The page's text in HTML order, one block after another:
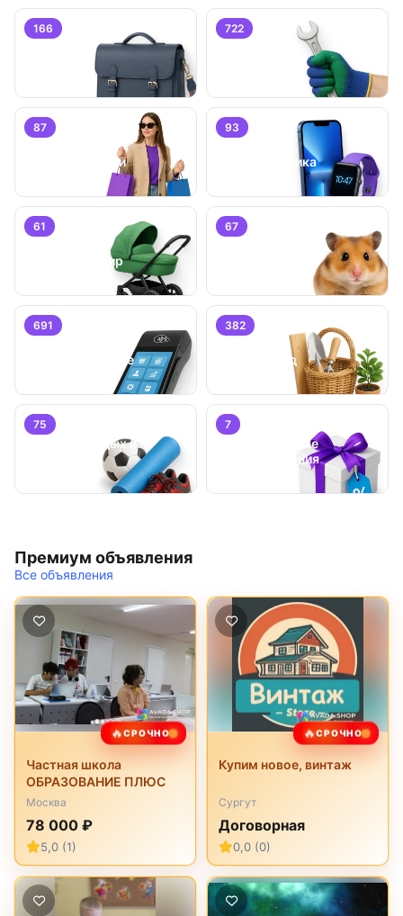
166 722
87
Личные вещи
93
Электроника
61
Детский мир
67
691
Оборудование
382
Дом и сад
75
Хобби, отдых и
7
Специальные
предложения
Премиум объявления
Все объявления
🔥СРОЧНО
Частная школа
ОБРАЗОВАНИЕ ПЛЮС
Москва
78 000 ₽
5,0 (1)
🔥СРОЧНО
Купим новое, винтаж
Сургут
Договорная
0,0 (0)